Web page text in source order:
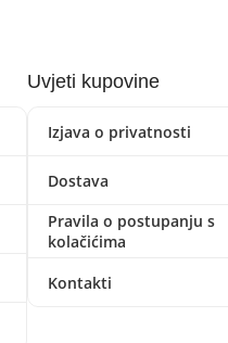
Uvjeti kupovine
Izjava o privatnosti
Dostava
Pravila o postupanju s
kolačićima
Kontakti